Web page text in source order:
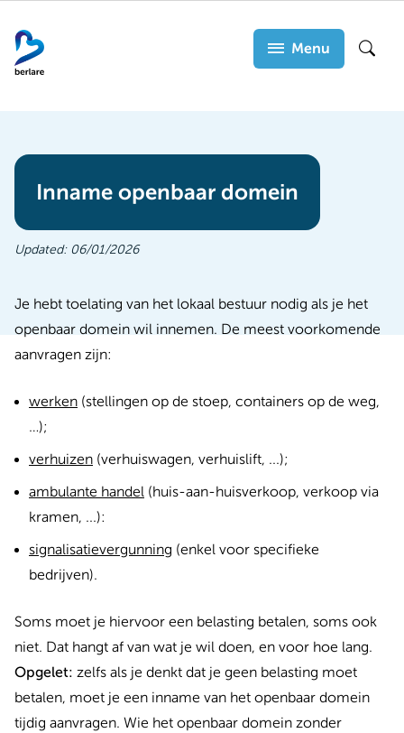
en
naar
Menu
Inname openbaar domein
Updated: 06/01/2026
Je hebt toelating van het lokaal bestuur nodig als je het
openbaar domein wil innemen. De meest voorkomende
aanvragen zijn:
werken (stellingen op de stoep, containers op de weg,
…);
verhuizen (verhuiswagen, verhuislift, ...);
ambulante handel (huis-aan-huisverkoop, verkoop via
kramen, ...):
signalisatievergunning (enkel voor specifieke
bedrijven).
Soms moet je hiervoor een belasting betalen, soms ook
niet. Dat hangt af van wat je wil doen, en voor hoe lang.
Opgelet: zelfs als je denkt dat je geen belasting moet
betalen, moet je een inname van het openbaar domein
tijdig aanvragen. Wie het openbaar domein zonder